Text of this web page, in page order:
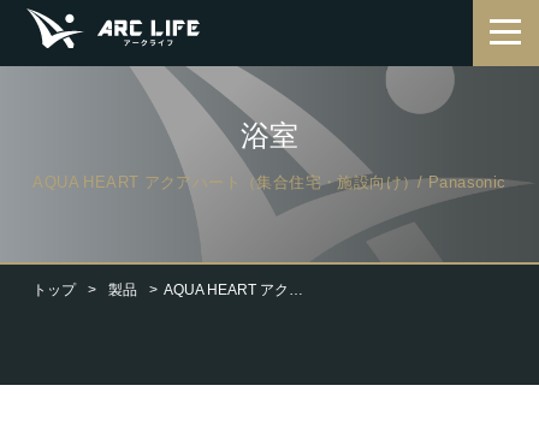
トップ 製品 AQUA HEART アクアハート（集合住宅・施設向け）
浴室
AQUA HEART アクアハート（集合住宅・施設向け）/ Panasonic